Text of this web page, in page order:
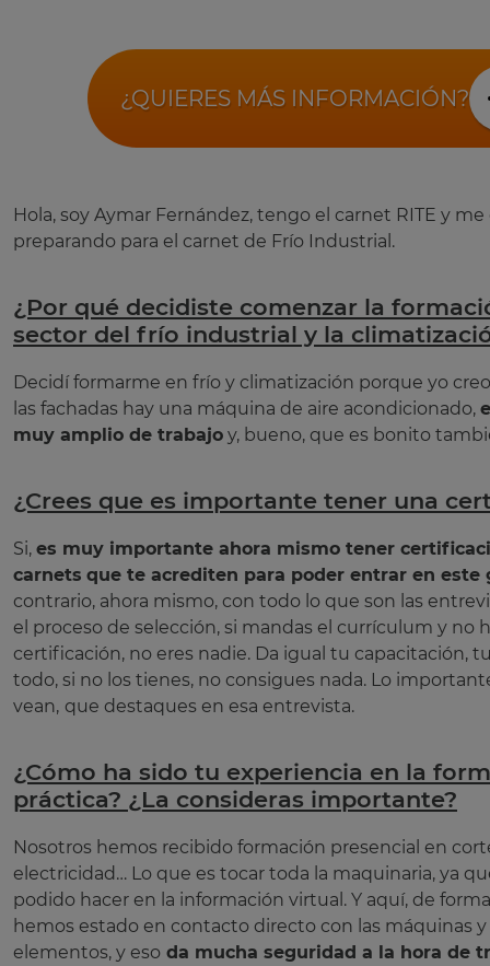
¿QUIERES MÁS INFORMACIÓN?
Hola, soy Aymar Fernández, tengo el carnet RITE y
preparando para el carnet de Frío Industrial.
¿Por qué decidiste comenzar la
sector del frío industrial y la
Decidí formarme en frío y climatización porque yo
las fachadas hay una máquina de aire acondicionado,
muy amplio de trabajo y, bueno, que es bonito
¿Crees que es importante tener una
Si, es muy importante ahora mismo tener
carnets que te acrediten para poder entrar en este
contrario, ahora mismo, con todo lo que son las
el proceso de selección, si mandas el currículum y no
certificación, no eres nadie. Da igual tu capacitación,
todo, si no los tienes, no consigues nada. Lo
vean, que destaques en esa entrevista.
¿Cómo ha sido tu experiencia en la
práctica? ¿La consideras importante?
Nosotros hemos recibido formación presencial en
electricidad… Lo que es tocar toda la maquinaria, ya
podido hacer en la información virtual. Y aquí, de
hemos estado en contacto directo con las máquinas
elementos, y eso da mucha seguridad a la hora de